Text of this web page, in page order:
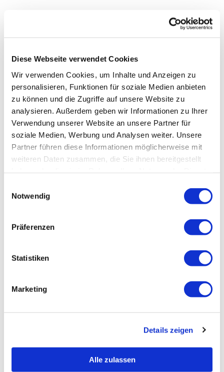
Diese Webseite verwendet Cookies
Wir verwenden Cookies, um Inhalte und Anzeigen zu
personalisieren, Funktionen für soziale Medien anbieten
zu können und die Zugriffe auf unsere Website zu
analysieren. Außerdem geben wir Informationen zu Ihrer
Verwendung unserer Website an unsere Partner für
soziale Medien, Werbung und Analysen weiter. Unsere
Partner führen diese Informationen möglicherweise mit
weiteren Daten zusammen, die Sie ihnen bereitgestellt
Notwendig
Präferenzen
Statistiken
Marketing
Details zeigen
Alle zulassen